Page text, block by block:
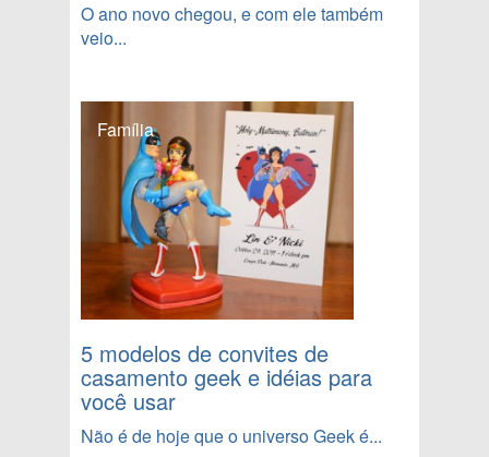
O ano novo chegou, e com ele também
veio...
Família
5 modelos de convites de
casamento geek e idéias para
você usar
Não é de hoje que o universo Geek é...